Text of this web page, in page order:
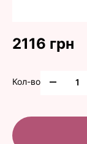
2116 грн
Кол-во